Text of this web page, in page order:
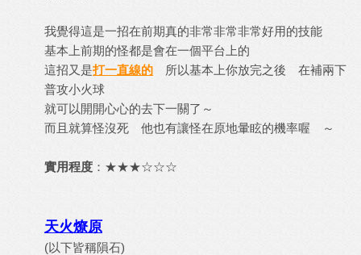
我覺得這是一招在前期真的非常非常非常好用的技能
基本上前期的怪都是會在一個平台上的
這招又是打一直線的 所以基本上你放完之後 在補兩下
普攻小火球
就可以開開心心的去下一關了～
而且就算怪沒死 他也有讓怪在原地暈眩的機率喔 ～
實用程度 ：★★★☆☆☆
天火燎原
(以下皆稱隕石)